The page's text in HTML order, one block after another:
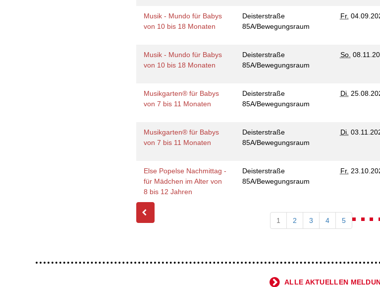
Musik - Mundo für Babys
von 10 bis 18 Monaten
Deisterstraße
85A/Bewegungsraum
Fr.
Musik - Mundo für Babys
von 10 bis 18 Monaten
Deisterstraße
85A/Bewegungsraum
So.
Musikgarten® für Babys
von 7 bis 11 Monaten
Deisterstraße
85A/Bewegungsraum
Di.
Musikgarten® für Babys
von 7 bis 11 Monaten
Deisterstraße
85A/Bewegungsraum
Di.
Else Popelse Nachmittag -
für Mädchen im Alter von
8 bis 12 Jahren
Deisterstraße
85A/Bewegungsraum
Fr.
1 2 3 4 5
ALLE AKTUELLEN